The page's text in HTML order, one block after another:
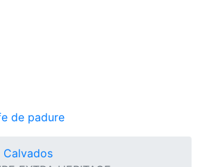
de padure
Calvados